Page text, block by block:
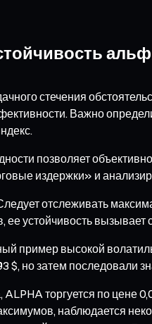
стечения
Важно
позволяет
издержки» и
отслеживать
ее устойчивость вызывает
пример высокой
$, но затем последовали
торгуется по цене
наблюдается